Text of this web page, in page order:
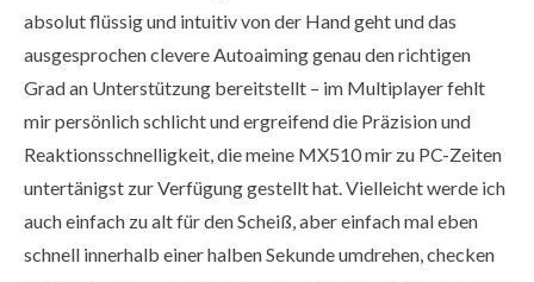
absolut flüssig und intuitiv von der Hand geht und das
ausgesprochen clevere Autoaiming genau den richtigen
Grad an Unterstützung bereitstellt – im Multiplayer fehlt
mir persönlich schlicht und ergreifend die Präzision und
Reaktionsschnelligkeit, die meine MX510 mir zu PC-Zeiten
untertänigst zur Verfügung gestellt hat. Vielleicht werde ich
auch einfach zu alt für den Scheiß, aber einfach mal eben
schnell innerhalb einer halben Sekunde umdrehen, checken